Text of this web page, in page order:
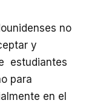
no
y
estudiantes
para
en el